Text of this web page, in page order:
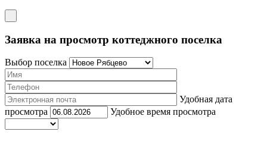
Заявка на просмотр коттеджного поселка
Выбор поселка
Удобная дата
просмотра
Удобное время просмотра